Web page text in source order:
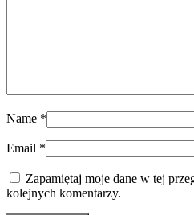
Name *
Email *
Zapamiętaj moje dane w tej
kolejnych komentarzy.